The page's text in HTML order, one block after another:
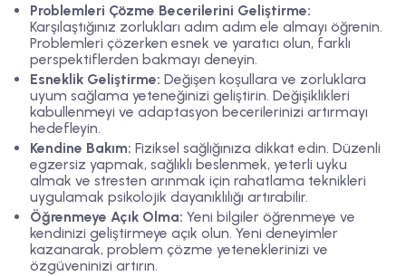
Problemleri Çözme Becerilerini Geliştirme:
Karşılaştığınız zorlukları adım adım ele almayı öğrenin.
Problemleri çözerken esnek ve yaratıcı olun, farklı
perspektiflerden bakmayı deneyin.
Esneklik Geliştirme: Değişen koşullara ve zorluklara
uyum sağlama yeteneğinizi geliştirin. Değişiklikleri
kabullenmeyi ve adaptasyon becerilerinizi artırmayı
hedefleyin.
Kendine Bakım: Fiziksel sağlığınıza dikkat edin. Düzenli
egzersiz yapmak, sağlıklı beslenmek, yeterli uyku
almak ve stresten arınmak için rahatlama teknikleri
uygulamak psikolojik dayanıklılığı artırabilir.
Öğrenmeye Açık Olma: Yeni bilgiler öğrenmeye ve
kendinizi geliştirmeye açık olun. Yeni deneyimler
kazanarak, problem çözme yeteneklerinizi ve
özgüveninizi artırın.